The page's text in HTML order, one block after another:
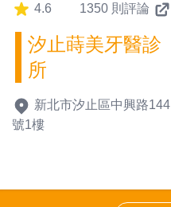
4.6 1350 則評論
汐止蒔美牙醫診
所
新北市汐止區中興路144
號1樓